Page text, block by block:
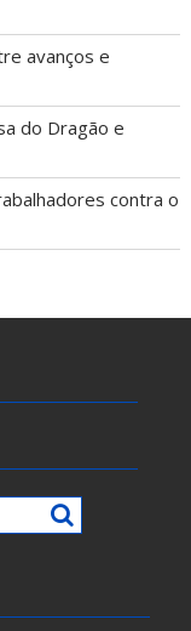
avanços e
do Dragão e
contra o